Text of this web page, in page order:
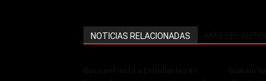
NOTICIAS RELACIONADAS